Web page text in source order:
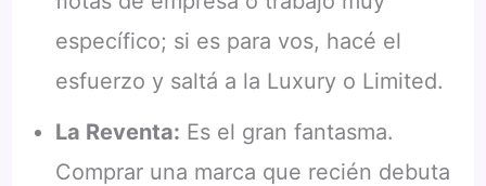
específico; si es para vos, hacé el
esfuerzo y saltá a la Luxury o Limited.
La Reventa: Es el gran fantasma.
Comprar una marca que recién debuta